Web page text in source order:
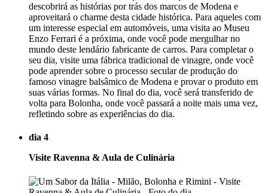
descobrirá as histórias por trás dos marcos de Modena e
aproveitará o charme desta cidade histórica. Para aqueles com
um interesse especial em automóveis, uma visita ao Museu
Enzo Ferrari é a próxima, onde você pode mergulhar no
mundo deste lendário fabricante de carros. Para completar o
seu dia, visite uma fábrica tradicional de vinagre, onde você
pode aprender sobre o processo secular de produção do
famoso vinagre balsâmico de Modena e provar o produto em
suas várias formas. No final do dia, você será transferido de
volta para Bolonha, onde você passará a noite mais uma vez,
refletindo sobre as experiências do dia.
dia 4
Visite Ravenna & Aula de Culinária